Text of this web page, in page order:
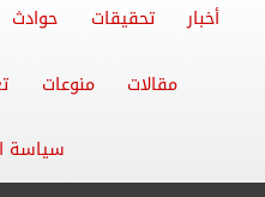
أخبار تحقيقات حوادث
مقالات منوعات
سياسة